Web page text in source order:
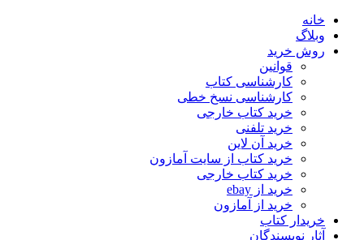
خانه
وبلاگ
روش خرید
قوانین
کارشناسی کتاب
کارشناسی نسخ خطی
خرید کتاب خارجی
خرید تلفنی
خرید آن لاین
خرید کتاب از سایت آمازون
خرید کتاب خارجی
خرید از ebay
خرید از آمازون
خریدار کتاب
آثار نویسندگان